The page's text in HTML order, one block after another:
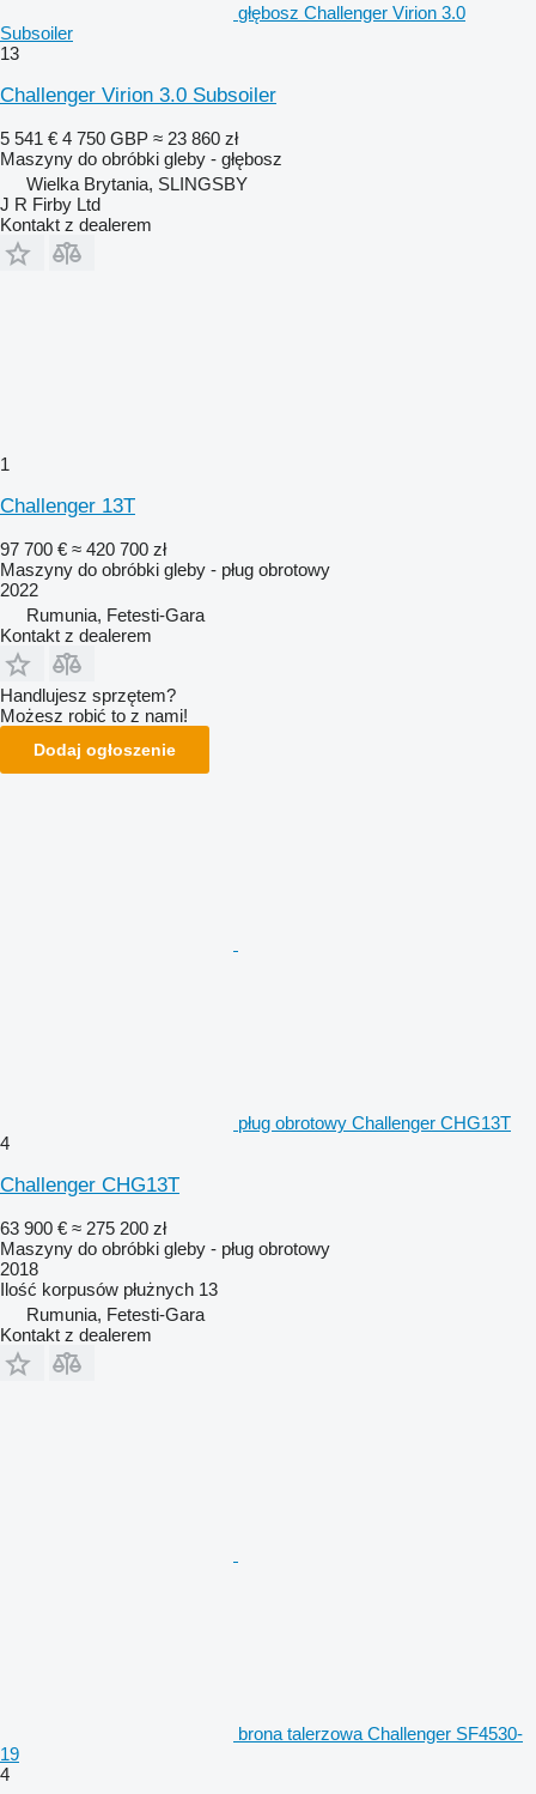
głębosz Challenger Virion 3.0
Subsoiler
13
Challenger Virion 3.0 Subsoiler
5 541 € 4 750 GBP ≈ 23 860 zł
Maszyny do obróbki gleby - głębosz
Wielka Brytania, SLINGSBY
J R Firby Ltd
Kontakt z dealerem
1
Challenger 13T
97 700 € ≈ 420 700 zł
Maszyny do obróbki gleby - pług obrotowy
2022
Rumunia, Fetesti-Gara
Kontakt z dealerem
Handlujesz sprzętem?
Możesz robić to z nami!
Dodaj ogłoszenie
pług obrotowy Challenger CHG13T
4
Challenger CHG13T
63 900 € ≈ 275 200 zł
Maszyny do obróbki gleby - pług obrotowy
2018
Ilość korpusów płużnych 13
Rumunia, Fetesti-Gara
Kontakt z dealerem
brona talerzowa Challenger SF4530-
19
4